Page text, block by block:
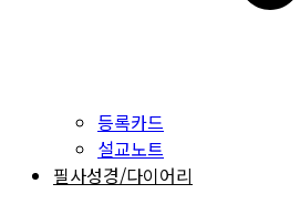
등록카드
설교노트
필사성경/다이어리